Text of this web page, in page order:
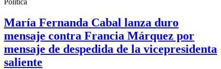
María Fernanda Cabal lanza duro
mensaje contra Francia Márquez por
mensaje de despedida de la vicepresidenta
saliente